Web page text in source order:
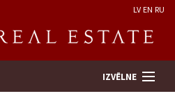
LV EN RU
IZVĒLNE